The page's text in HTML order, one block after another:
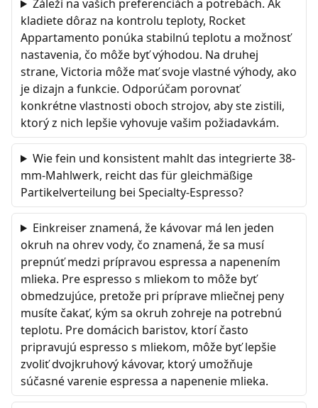
Záleží na vašich preferenciách a potrebách. Ak
kladiete dôraz na kontrolu teploty, Rocket
Appartamento ponúka stabilnú teplotu a možnosť
nastavenia, čo môže byť výhodou. Na druhej
strane, Victoria môže mať svoje vlastné výhody, ako
je dizajn a funkcie. Odporúčam porovnať
konkrétne vlastnosti oboch strojov, aby ste zistili,
ktorý z nich lepšie vyhovuje vašim požiadavkám.
Wie fein und konsistent mahlt das integrierte 38-
mm-Mahlwerk, reicht das für gleichmäßige
Partikelverteilung bei Specialty-Espresso?
Einkreiser znamená, že kávovar má len jeden
okruh na ohrev vody, čo znamená, že sa musí
prepnúť medzi prípravou espressa a napenením
mlieka. Pre espresso s mliekom to môže byť
obmedzujúce, pretože pri príprave mliečnej peny
musíte čakať, kým sa okruh zohreje na potrebnú
teplotu. Pre domácich baristov, ktorí často
pripravujú espresso s mliekom, môže byť lepšie
zvoliť dvojkruhový kávovar, ktorý umožňuje
súčasné varenie espressa a napenenie mlieka.